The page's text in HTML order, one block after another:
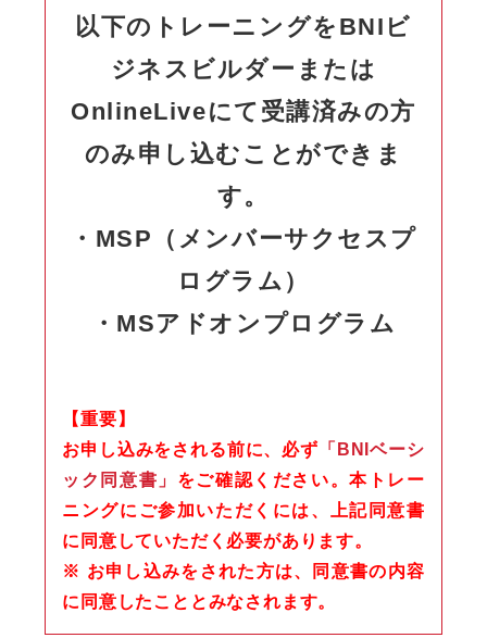
以下のトレーニングをBNIビ
ジネスビルダーまたは
OnlineLiveにて受講済みの方
のみ申し込むことができま
す。
・MSP（メンバーサクセスプ
ログラム）
・MSアドオンプログラム
【重要】
お申し込みをされる前に、必ず 「BNIベーシ
ック同意書」 をご確認ください。本トレー
ニングにご参加いただくには、上記同意書
に同意していただく必要があります。
※ お申し込みをされた方は、同意書の内容
に同意したこととみなされます。